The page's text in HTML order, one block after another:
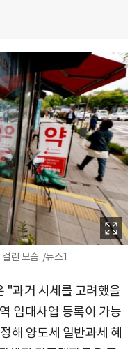
린 모습. /뉴스1
"과거 시세를 고려했을
임대사업 등록이 가능
해 양도세 일반과세 혜